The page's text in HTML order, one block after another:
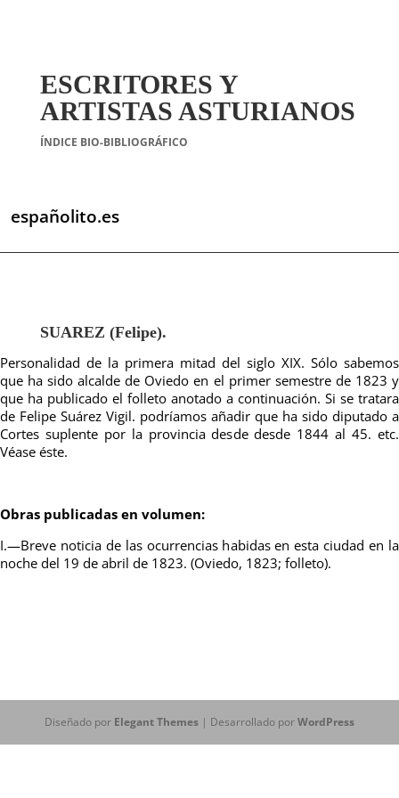
ESCRITORES Y
ARTISTAS ASTURIANOS
ÍNDICE BIO-BIBLIOGRÁFICO
españolito.es
SUAREZ (Felipe).
Personalidad de la primera mitad del siglo XIX. Sólo sabemos
que ha sido alcalde de Oviedo en el primer semestre de 1823 y
que ha publicado el folleto anotado a continuación. Si se tratara
de Felipe Suárez Vigil. podríamos añadir que ha sido diputado a
Cortes suplente por la provincia desde desde 1844 al 45. etc.
Véase éste.
Obras publicadas en volumen:
I.—Breve noticia de las ocurrencias habidas en esta ciudad en la
noche del 19 de abril de 1823. (Oviedo, 1823; folleto).
Diseñado por Elegant Themes| Desarrollado porWordPress